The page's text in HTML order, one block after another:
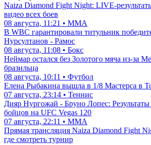
Naiza Diamond Fight Night: LIVE-
видео всех боев
08 августа, 11:21 • ММА
В WBC гарантировали титульник
Нурсултанов - Рамос
08 августа, 11:08 • Бокс
Неймар остался без Золотого мяча из-за
бразильца
08 августа, 10:11 • Футбол
Елена Рыбакина вышла в 1/8 Мастерса в
07 августа, 23:14 • Теннис
Дияр Нургожай - Бруно Лопес:
бойцов на UFC Vegas 120
07 августа, 22:11 • ММА
Прямая трансляция Naiza Diamond Fight
где смотреть турнир